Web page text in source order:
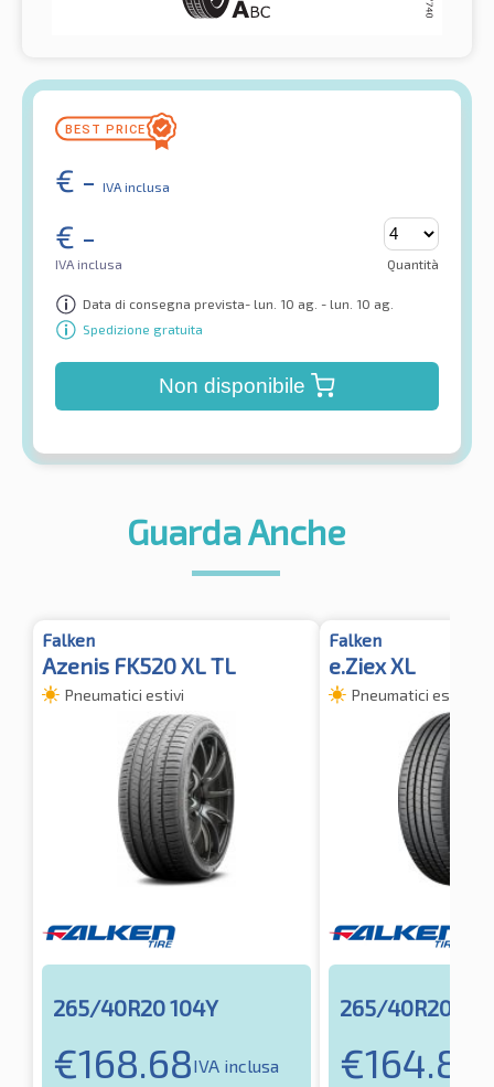
€ - IVA inclusa
€ -
IVA inclusa Quantità
Data di consegna prevista- lun. 10 ag. - lun. 10 ag.
Spedizione gratuita
Non disponibile
Guarda Anche
Falken
Azenis FK520 XL TL
Pneumatici estivi
265/40R20 104Y
€168.68IVA inclusa
Falken
e.Ziex XL
Pneumatici estivi
265/40R20
€164.82